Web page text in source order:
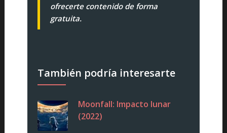
ofrecerte contenido de forma
gratuita.
También podría interesarte
Moonfall: Impacto lunar
(2022)